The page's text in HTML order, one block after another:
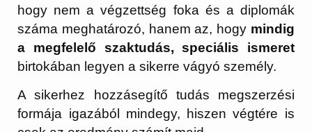
hogy nem a végzettség foka és a diplomák
száma meghatározó, hanem az, hogy mindig
a megfelelő szaktudás, speciális ismeret
birtokában legyen a sikerre vágyó személy.
A sikerhez hozzásegítő tudás megszerzési
formája igazából mindegy, hiszen végtére is